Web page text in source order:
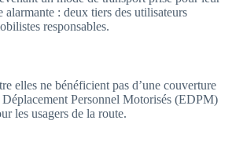
: deux tiers des utilisateurs
responsables.
elles ne bénéficient pas d’une couverture
Personnel Motorisés (EDPM)
les usagers de la route.